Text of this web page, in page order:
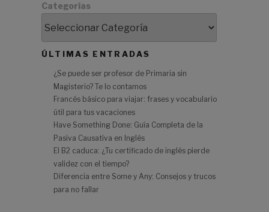
Categorías
ÚLTIMAS ENTRADAS
¿Se puede ser profesor de Primaria sin
Magisterio? Te lo contamos
Francés básico para viajar: frases y vocabulario
útil para tus vacaciones
Have Something Done: Guía Completa de la
Pasiva Causativa en Inglés
El B2 caduca: ¿Tu certificado de inglés pierde
validez con el tiempo?
Diferencia entre Some y Any: Consejos y trucos
para no fallar